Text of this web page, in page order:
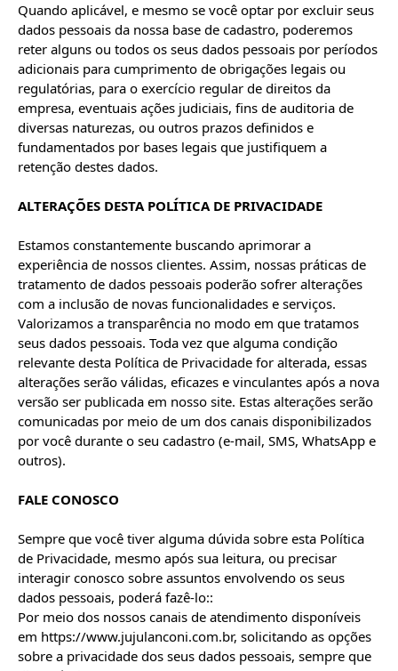
Quando aplicável, e mesmo se você optar por excluir seus
dados pessoais da nossa base de cadastro, poderemos
reter alguns ou todos os seus dados pessoais por períodos
adicionais para cumprimento de obrigações legais ou
regulatórias, para o exercício regular de direitos da
empresa, eventuais ações judiciais, fins de auditoria de
diversas naturezas, ou outros prazos definidos e
fundamentados por bases legais que justifiquem a
retenção destes dados.
ALTERAÇÕES DESTA POLÍTICA DE PRIVACIDADE
Estamos constantemente buscando aprimorar a
experiência de nossos clientes. Assim, nossas práticas de
tratamento de dados pessoais poderão sofrer alterações
com a inclusão de novas funcionalidades e serviços.
Valorizamos a transparência no modo em que tratamos
seus dados pessoais. Toda vez que alguma condição
relevante desta Política de Privacidade for alterada, essas
alterações serão válidas, eficazes e vinculantes após a nova
versão ser publicada em nosso site. Estas alterações serão
comunicadas por meio de um dos canais disponibilizados
por você durante o seu cadastro (e-mail, SMS, WhatsApp e
outros).
FALE CONOSCO
Sempre que você tiver alguma dúvida sobre esta Política
de Privacidade, mesmo após sua leitura, ou precisar
interagir conosco sobre assuntos envolvendo os seus
dados pessoais, poderá fazê-lo::
Por meio dos nossos canais de atendimento disponíveis
em https://www.jujulanconi.com.br, solicitando as opções
sobre a privacidade dos seus dados pessoais, sempre que